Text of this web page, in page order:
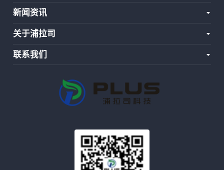
新闻资讯
关于浦拉司
联系我们